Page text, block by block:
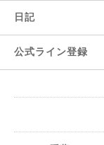
日記
公式ライン登録